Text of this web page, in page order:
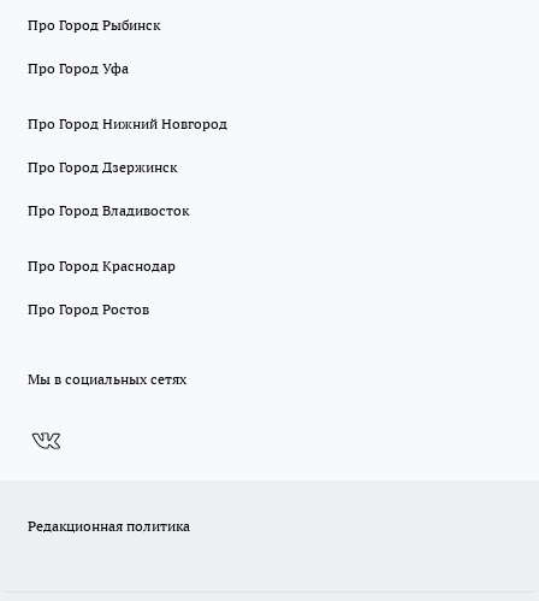
Про Город Рыбинск
Про Город Уфа
Про Город Нижний Новгород
Про Город Дзержинск
Про Город Владивосток
Про Город Краснодар
Про Город Ростов
Мы в социальных сетях
Редакционная политика